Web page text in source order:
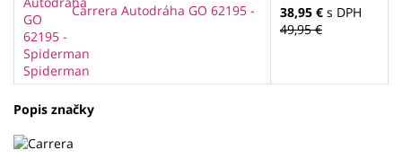
Carrera Autodráha GO 62195 -
Spiderman
38,95 € s DPH
49,95 €
Popis značky